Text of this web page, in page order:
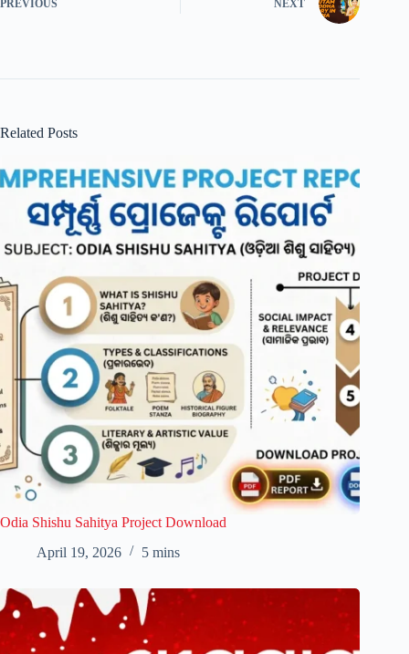
PREVIOUS NEXT
Related Posts
Odia Shishu Sahitya Project Download
April 19, 2026
5 mins